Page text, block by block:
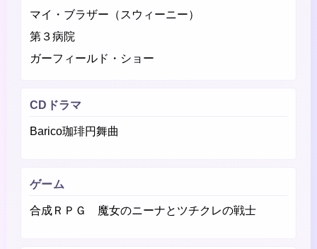
マイ・ブラザー（スウィーニー）
第３病院
ガーフィールド・ショー
CDドラマ
Barico珈琲円舞曲
ゲーム
合成ＲＰＧ 魔女のニーナとツチクレの戦士